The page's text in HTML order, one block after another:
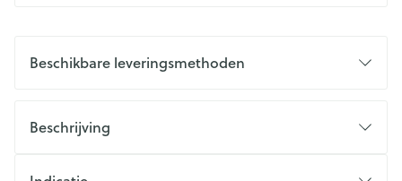
Beschikbare leveringsmethoden
Beschrijving